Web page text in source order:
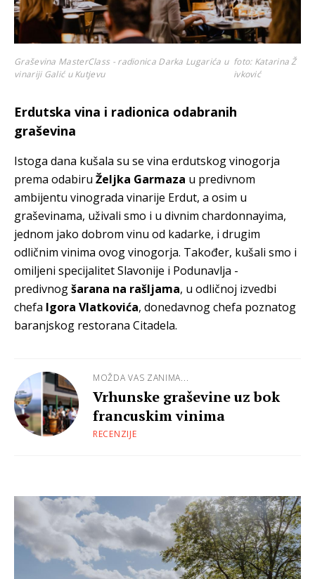
Graševina MasterClass - radionica Darka Lugarića u
vinariji Galić u Kutjevu
foto: Katarina Ž
ivković
Erdutska vina i radionica odabranih
graševina
Istoga dana kušala su se vina erdutskog vinogorja
prema odabiru Željka Garmaza u predivnom
ambijentu vinograda vinarije Erdut, a osim u
graševinama, uživali smo i u divnim chardonnayima,
jednom jako dobrom vinu od kadarke, i drugim
odličnim vinima ovog vinogorja. Također, kušali smo i
omiljeni specijalitet Slavonije i Podunavlja -
predivnogšarana na rašljama, u odličnoj izvedbi
chefa Igora Vlatkovića, donedavnog chefa poznatog
baranjskog restorana Citadela.
MOŽDA VAS ZANIMA...
Vrhunske graševine uz bok
francuskim vinima
RECENZIJE